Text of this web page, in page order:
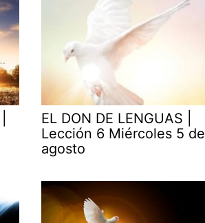
EL DON DE LENGUAS |
Lección 6 Miércoles 5 de
agosto